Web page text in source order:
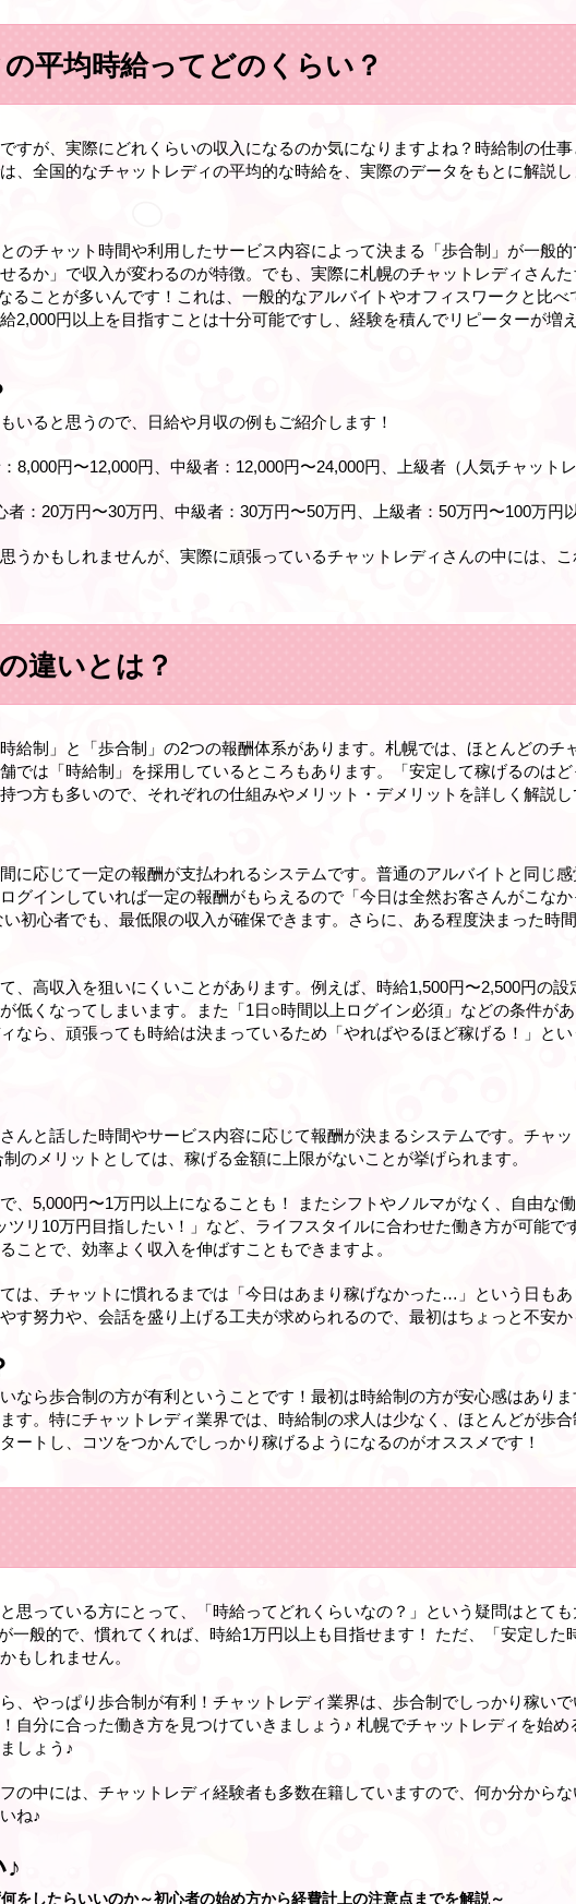
平均時給ってどのくらい？
すが、実際にどれくらいの収入になるのか気になりますよね？時給制の仕
、全国的なチャットレディの平均的な時給を、実際のデータをもとに解説し
のチャット時間や利用したサービス内容によって決まる「歩合制」が一般
るか」で収入が変わるのが特徴。でも、実際に札幌のチャットレディさん
ることが多いんです！これは、一般的なアルバイトやオフィスワークと比べ
2,000円以上を目指すことは十分可能ですし、経験を積んでリピーターが増
いると思うので、日給や月収の例もご紹介します！
8,000円〜12,000円、中級者：12,000円〜24,000円、上級者（人気チャット
：20万円〜30万円、中級者：30万円〜50万円、上級者：50万円〜100万円
うかもしれませんが、実際に頑張っているチャットレディさんの中には、
違いとは？
給制」と「歩合制」の2つの報酬体系があります。札幌では、ほとんどのチ
では「時給制」を採用しているところもあります。「安定して稼げるのは
つ方も多いので、それぞれの仕組みやメリット・デメリットを詳しく解説し
に応じて一定の報酬が支払われるシステムです。普通のアルバイトと同じ
グインしていれば一定の報酬がもらえるので「今日は全然お客さんがこな
初心者でも、最低限の収入が確保できます。さらに、ある程度決まった時
、高収入を狙いにくいことがあります。例えば、時給1,500円〜2,500円の
低くなってしまいます。また「1日○時間以上ログイン必須」などの条件が
なら、頑張っても時給は決まっているため「やればやるほど稼げる！」と
んと話した時間やサービス内容に応じて報酬が決まるシステムです。チャッ
のメリットとしては、稼げる金額に上限がないことが挙げられます。
、5,000円〜1万円以上になることも！ またシフトやノルマがなく、自由な
ツリ10万円目指したい！」など、ライフスタイルに合わせた働き方が可能で
ことで、効率よく収入を伸ばすこともできますよ。
は、チャットに慣れるまでは「今日はあまり稼げなかった…」という日もあ
す努力や、会話を盛り上げる工夫が求められるので、最初はちょっと不安か
なら歩合制の方が有利ということです！最初は時給制の方が安心感はあり
す。特にチャットレディ業界では、時給制の求人は少なく、ほとんどが歩
ートし、コツをつかんでしっかり稼げるようになるのがオススメです！
思っている方にとって、「時給ってどれくらいなの？」という疑問はとて
一般的で、慣れてくれば、時給1万円以上も目指せます！ ただ、「安定した
もしれません。
、やっぱり歩合制が有利！チャットレディ業界は、歩合制でしっかり稼い
自分に合った働き方を見つけていきましょう♪ 札幌でチャットレディを始め
しょう♪
の中には、チャットレディ経験者も多数在籍していますので、何か分から
ね♪
をしたらいいのか～初心者の始め方から経費計上の注意点までを解説～